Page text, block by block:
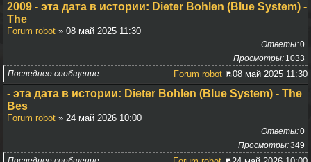
2009 - эта дата в истории: Dieter Bohlen (Blue System) -
The
Forum robot » 08 май 2025 11:30
0
Ответы
1033
Просмотры
Последнее сообщение
Forum robot 08 май 2025 11:30
- эта дата в истории: Dieter Bohlen (Blue System) - The
Bes
Forum robot » 24 май 2026 10:00
0
Ответы
349
Просмотры